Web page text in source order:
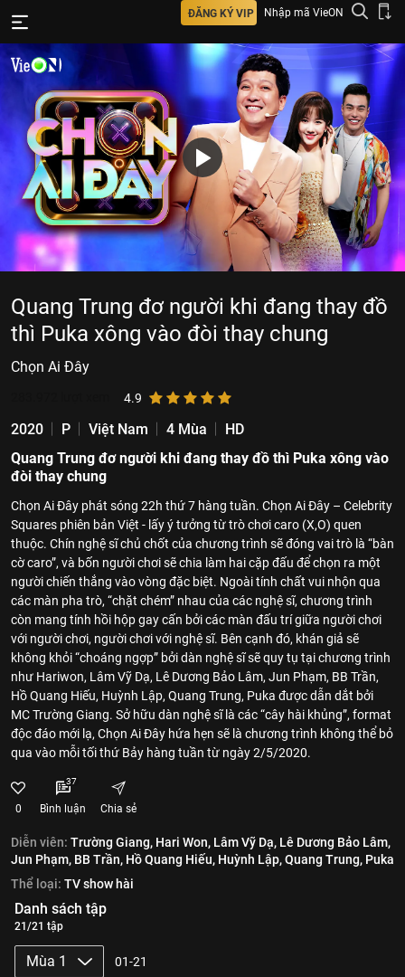
ĐĂNG KÝ VIP Nhập mã VieON
Quang Trung đơ người khi đang thay đồ
thì Puka xông vào đòi thay chung
Chọn Ai Đây
4.9
2020 P Việt Nam 4 Mùa
HD
Quang Trung đơ người khi đang thay đồ thì Puka xông vào
đòi thay chung
Chọn Ai Đây phát sóng 22h thứ 7 hàng tuần. Chọn Ai Đây – Celebrity
Squares phiên bản Việt - lấy ý tưởng từ trò chơi caro (X,O) quen
thuộc. Chín nghệ sĩ chủ chốt của chương trình sẽ đóng vai trò là “bàn
cờ caro”, và bốn người chơi sẽ chia làm hai cặp đấu để chọn ra một
người chiến thắng vào vòng đặc biệt. Ngoài tính chất vui nhộn qua
các màn pha trò, “chặt chém” nhau của các nghệ sĩ, chương trình
còn mang tính hồi hộp gay cấn bởi các màn đấu trí giữa người chơi
với người chơi, người chơi với nghệ sĩ. Bên cạnh đó, khán giả sẽ
không khỏi “choáng ngợp” bởi dàn nghệ sĩ sẽ quy tụ tại chương trình
như Hariwon, Lâm Vỹ Dạ, Lê Dương Bảo Lâm, Jun Phạm, BB Trần,
Hồ Quang Hiếu, Huỳnh Lập, Quang Trung, Puka được dẫn dắt bởi
MC Trường Giang. Sở hữu dàn nghệ sĩ là các “cây hài khủng”, format
độc đáo mới lạ, Chọn Ai Đây hứa hẹn sẽ là chương trình không thể bỏ
qua vào mỗi tối thứ Bảy hàng tuần từ ngày 2/5/2020.
0
37
Bình luận Chia sẻ
Diễn viên: Trường Giang, Hari Won, Lâm Vỹ Dạ, Lê Dương Bảo Lâm,
Jun Phạm, BB Trần, Hồ Quang Hiếu, Huỳnh Lập,Quang Trung, Puka
Thể loại: TV show hài
Danh sách tập
21/21 tập
Mùa 1 01-21